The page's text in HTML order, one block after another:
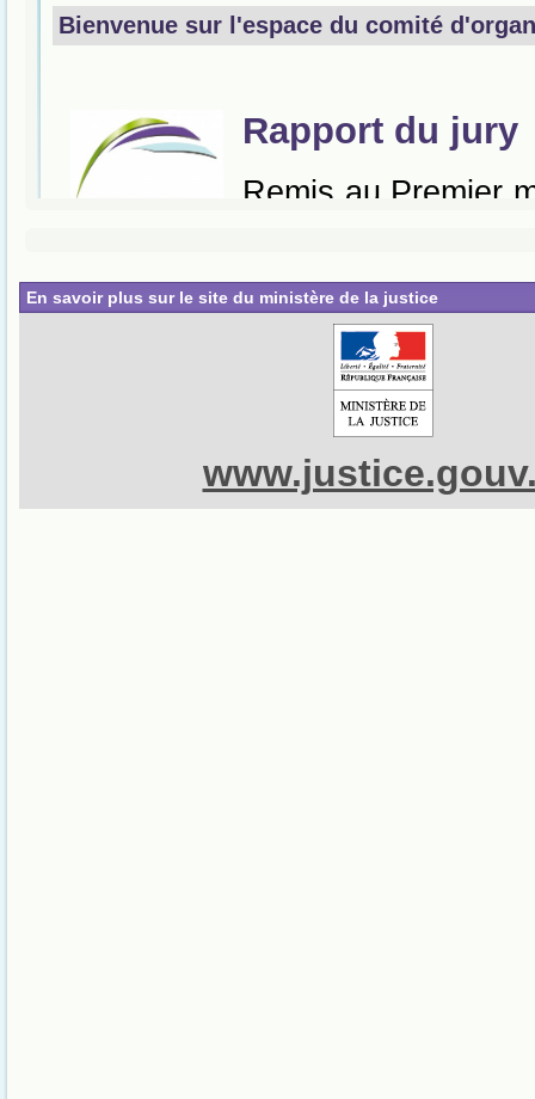
En savoir plus sur le site du ministère de la justice